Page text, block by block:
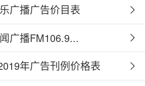
广播广告价目表
广播FM106.9...
年广告刊例价格表